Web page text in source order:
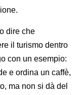
dire che
il turismo dentro
con un esempio:
e ordina un caffè,
ma non si dà del